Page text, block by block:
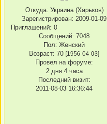
Откуда: Украина (Харьков)
Зарегистрирован: 2009-01-09
Приглашений: 0
Сообщений: 7048
Пол: Женский
Возраст: 70 [1956-04-03]
Провел на форуме:
2 дня 4 часа
Последний визит:
2011-08-03 16:36:44